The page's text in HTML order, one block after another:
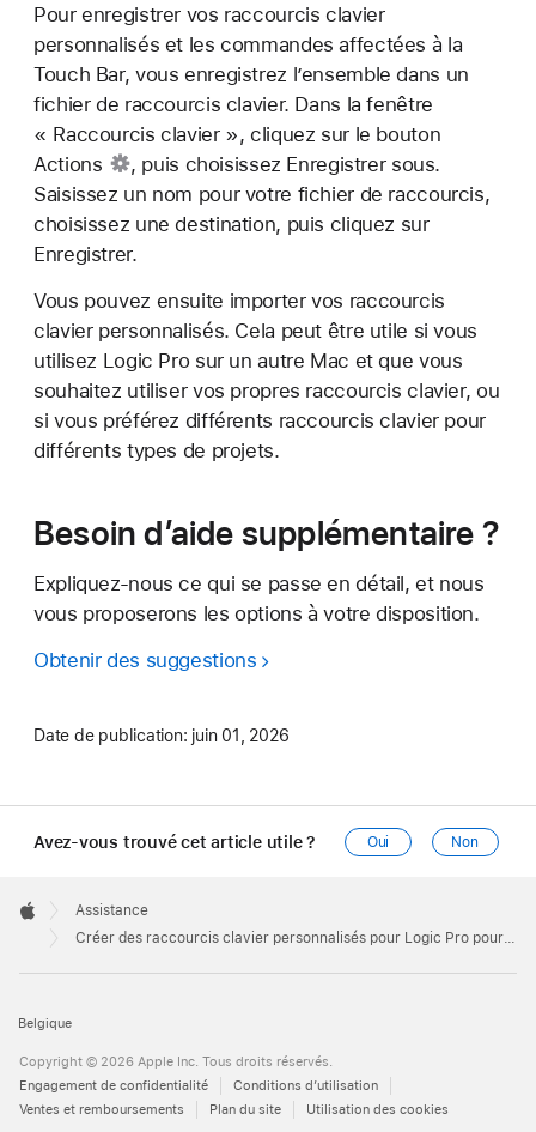
Pour enregistrer vos raccourcis clavier
personnalisés et les commandes affectées à la
Touch Bar, vous enregistrez l’ensemble dans un
fichier de raccourcis clavier. Dans la fenêtre
« Raccourcis clavier », cliquez sur le bouton
Actions
, puis choisissez Enregistrer sous.
Saisissez un nom pour votre fichier de raccourcis,
choisissez une destination, puis cliquez sur
Enregistrer.
Vous pouvez ensuite importer vos raccourcis
clavier personnalisés. Cela peut être utile si vous
utilisez Logic Pro sur un autre Mac et que vous
souhaitez utiliser vos propres raccourcis clavier, ou
si vous préférez différents raccourcis clavier pour
différents types de projets.
Besoin d’aide supplémentaire ?
Expliquez-nous ce qui se passe en détail, et nous
vous proposerons les options à votre disposition.
Obtenir des suggestions
Date de publication: juin 01, 2026
Avez-vous trouvé cet article utile ? Oui Non
Footer

Apple
Assistance
Créer des raccourcis clavier personnalisés pour Logic Pro pour Mac
Belgique
Copyright © 2026 Apple Inc. Tous droits réservés.
Engagement de confidentialité
Conditions d’utilisation
Ventes et remboursements
Plan du site Utilisation des cookies